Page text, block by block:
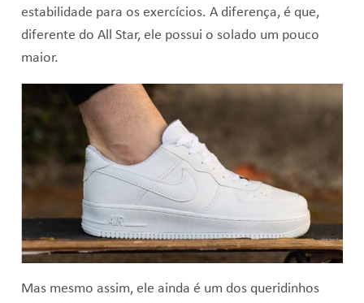
estabilidade para os exercícios. A diferença, é que,
diferente do All Star, ele possui o solado um pouco
maior.
Mas mesmo assim, ele ainda é um dos queridinhos